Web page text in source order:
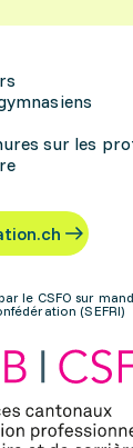
sur les
le CSFO sur
(SEFRI)